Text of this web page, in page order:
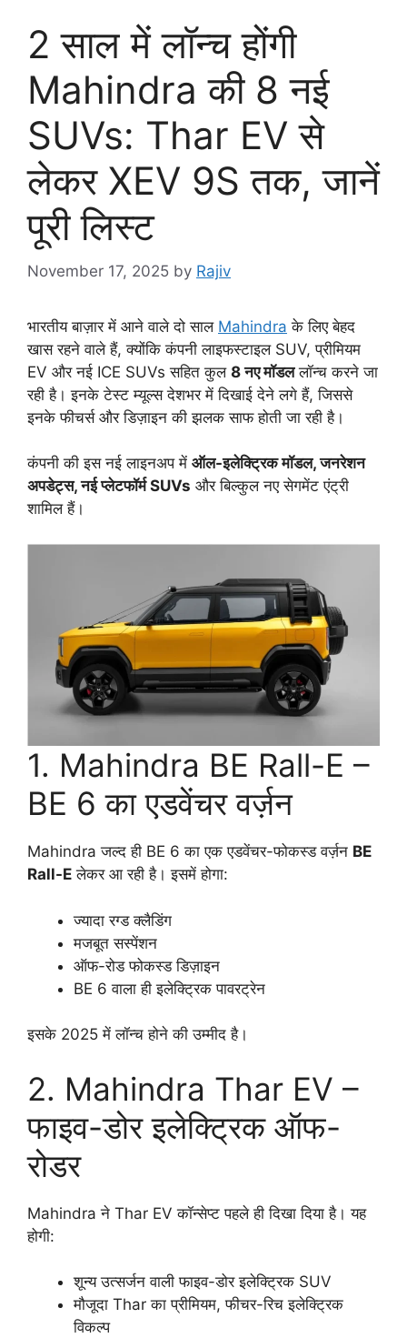
2 साल में लॉन्च होंगी
Mahindra की 8 नई
SUVs: Thar EV से
लेकर XEV 9S तक, जानें
पूरी लिस्ट
November 17, 2025 by Rajiv
भारतीय बाज़ार में आने वाले दो साल Mahindra के लिए बेहद
खास रहने वाले हैं, क्योंकि कंपनी लाइफस्टाइल SUV, प्रीमियम
EV और नई ICE SUVs सहित कुल 8 नए मॉडललॉन्च करने जा
रही है। इनके टेस्ट म्यूल्स देशभर में दिखाई देने लगे हैं, जिससे
इनके फीचर्स और डिज़ाइन की झलक साफ होती जा रही है।
कंपनी की इस नई लाइनअप में ऑल-इलेक्ट्रिक मॉडल, जनरेशन
अपडेट्स, नई प्लेटफॉर्म SUVs और बिल्कुल नए सेगमेंट एंट्री
शामिल हैं।
1. Mahindra BE Rall-E –
BE 6 का एडवेंचर वर्ज़न
Mahindra जल्द ही BE 6 का एक एडवेंचर-फोकस्ड वर्ज़न BE
Rall-E लेकर आ रही है। इसमें होगा:
ज्यादा रग्ड क्लैडिंग
मजबूत सस्पेंशन
ऑफ-रोड फोकस्ड डिज़ाइन
BE 6 वाला ही इलेक्ट्रिक पावरट्रेन
इसके 2025 में लॉन्च होने की उम्मीद है।
2. Mahindra Thar EV –
फाइव-डोर इलेक्ट्रिक ऑफ-
रोडर
Mahindra ने Thar EV कॉन्सेप्ट पहले ही दिखा दिया है। यह
होगी:
शून्य उत्सर्जन वाली फाइव-डोर इलेक्ट्रिक SUV
मौजूदा Thar का प्रीमियम, फीचर-रिच इलेक्ट्रिक
विकल्प